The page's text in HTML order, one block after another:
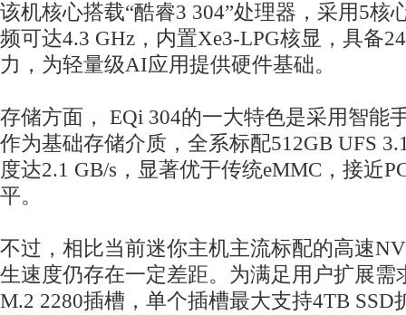
该机核心搭载“酷睿3 304”处理器，采用5核
频可达4.3 GHz，内置Xe3-LPG核显，具备
力，为轻量级AI应用提供硬件基础。
存储方面， EQi 304的一大特色是采用智能
作为基础存储介质，全系标配512GB UFS
度达2.1 GB/s，显著优于传统eMMC，接近
平。
不过，相比当前迷你主机主流标配的高速
生速度仍存在一定差距。为满足用户扩展需
M.2 2280插槽，单个插槽最大支持4TB SSD